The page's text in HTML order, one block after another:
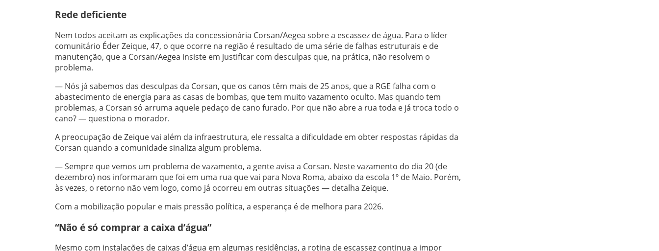
Rede deficiente
Nem todos aceitam as explicações da concessionária Corsan/Aegea sobre a escassez de água. Para o líder
comunitário Éder Zeique, 47, o que ocorre na região é resultado de uma série de falhas estruturais e de
manutenção, que a Corsan/Aegea insiste em justificar com desculpas que, na prática, não resolvem o
problema.
— Nós já sabemos das desculpas da Corsan, que os canos têm mais de 25 anos, que a RGE falha com o
abastecimento de energia para as casas de bombas, que tem muito vazamento oculto. Mas quando tem
problemas, a Corsan só arruma aquele pedaço de cano furado. Por que não abre a rua toda e já troca todo o
cano? — questiona o morador.
A preocupação de Zeique vai além da infraestrutura, ele ressalta a dificuldade em obter respostas rápidas da
Corsan quando a comunidade sinaliza algum problema.
— Sempre que vemos um problema de vazamento, a gente avisa a Corsan. Neste vazamento do dia 20 (de
dezembro) nos informaram que foi em uma rua que vai para Nova Roma, abaixo da escola 1º de Maio. Porém,
às vezes, o retorno não vem logo, como já ocorreu em outras situações — detalha Zeique.
Com a mobilização popular e mais pressão política, a esperança é de melhora para 2026.
“Não é só comprar a caixa d’água”
Mesmo com instalações de caixas d’água em algumas residências, a rotina de escassez continua a impor